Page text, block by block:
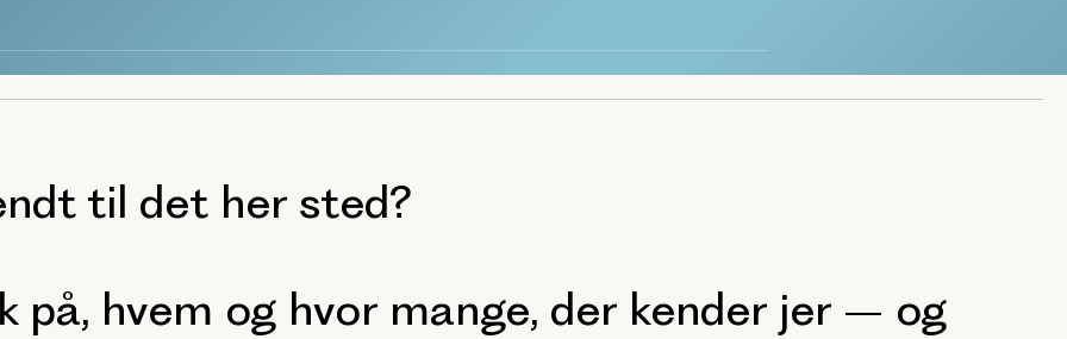
til det her sted?
på, hvem og hvor mange, der kender jer – og